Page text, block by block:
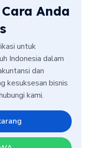
Anda
untuk
Indonesia dalam
dan
kesuksesan bisnis
kami.